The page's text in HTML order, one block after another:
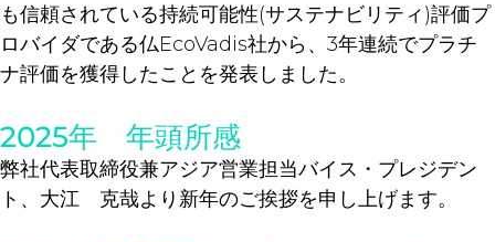
も信頼されている持続可能性(サステナビリティ)評価プ
ロバイダである仏EcoVadis社から、3年連続でプラチ
ナ評価を獲得したことを発表しました。
2025年 年頭所感
弊社代表取締役兼アジア営業担当バイス・プレジデン
ト、大江 克哉より新年のご挨拶を申し上げます。